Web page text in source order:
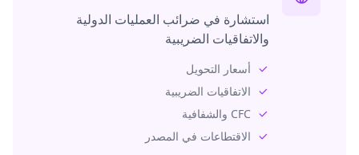
استشارة في ضرائب العمليات الدولية
والاتفاقيات الضريبية
أسعار التحويل
الاتفاقيات الضريبية
CFC والشفافية
الاقتطاعات في المصدر